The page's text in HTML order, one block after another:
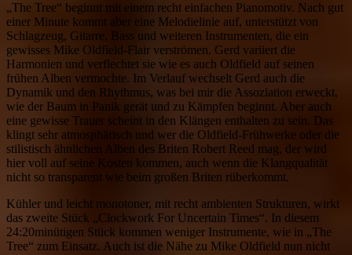
„The Tree“ beginnt mit einem recht einfachen Pianomotiv. Nach gut
einer Minute kommt aber eine Melodielinie auf, unterstützt von
Schlagzeug, Gitarre, Bass und weiteren Instrumenten, die ein
gewisses Mike Oldfield-Flair verströmen. Gerd variiert die
Harmonien und verflechtet sie wie es auch Oldfield auf seinen
frühen Alben vermochte. Im Verlauf wechselt Gerd auch die
Dynamik und den Rhythmus, was bei mir die Assoziation erweckt,
wie der Baum in Panik gerät und zu Kämpfen beginnt. Aber auch
eine gewisse Trauer scheint in den Klängen enthalten zu sein. Das
klingt sehr atmosphärisch und wer die Oldfield-Frühwerke oder die
stilistisch ähnlichen Alben des Briten Robert Reed mag, der wird
hier voll auf seine Kosten kommen, auch wenn die Klangqualität
nicht so transparent wie beim großen Briten rüberkommt.
Kühler und leicht monotoner, mit recht ambienten Strukturen, wirkt
das zweite Stück „Clockwork For Uncertain Times“. In diesem
24:20minütigen Stück kommen weniger Instrumente, wie in „The
Tree“ zum Einsatz. Auch ist die Nähe zu Mike Oldfield nun nicht